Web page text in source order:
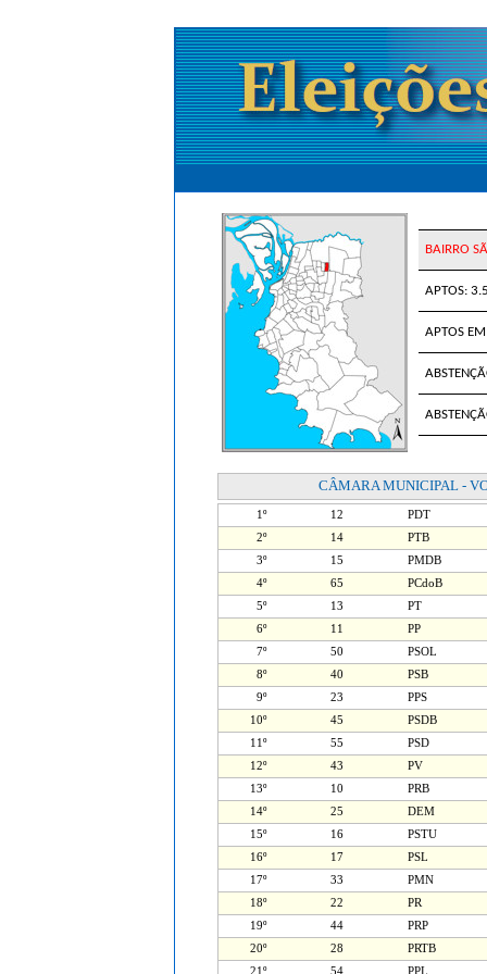
BAIRRO
APTOS:
APTOS
CÂMARA MUNICIPAL -
1º 12 PDT
2º
14 PTB
3º
15 PMDB
4º
65 PCdoB
5º
13 PT
6º
11 PP
7º
50 PSOL
8º
40 PSB
9º
23 PPS
10º
45 PSDB
11º
55 PSD
12º
43 PV
13º
10 PRB
14º
25 DEM
15º
16 PSTU
16º
17 PSL
17º
33 PMN
18º
22 PR
19º
44 PRP
20º
28 PRTB
21º
54 PPL